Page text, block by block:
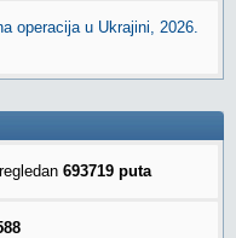
operacija u Ukrajini, 2026.
693719 puta